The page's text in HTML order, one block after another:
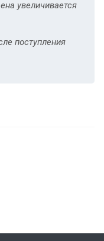
увеличивается
поступления